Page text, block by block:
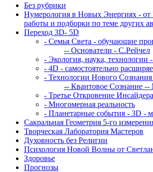
Без рубрики
Нумерология в Новых Энергиях - от
работы и подборки по теме других
Переход 3D- 5D
- Семья Света - обучающие
-- Основатели - С.Рейчел
- Экология, наука, технологии
- 4D - самостоятельно
- Технологии Нового
-- Квантовое Сознание --
- Третье Откровение Инсайдера
- Многомерная реальность
- Планетарные события - 3D -
Сакральная Геометрия 5-го
Творческая Лаборатория Мастеров
Духовность без Религии
Психология Новой Волны от
Здоровье
Прогнозы